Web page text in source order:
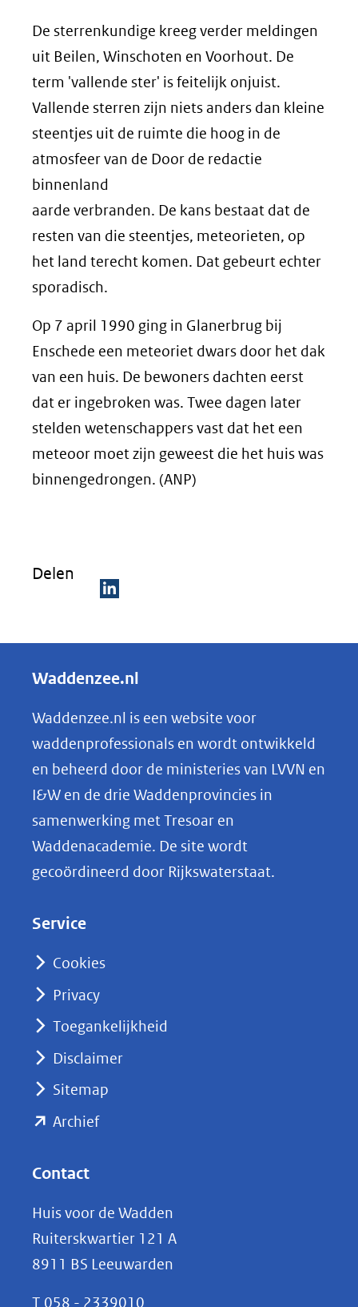
De sterrenkundige kreeg verder meldingen
uit Beilen, Winschoten en Voorhout. De
term 'vallende ster' is feitelijk onjuist.
Vallende sterren zijn niets anders dan kleine
steentjes uit de ruimte die hoog in de
atmosfeer van de Door de redactie
binnenland
aarde verbranden. De kans bestaat dat de
resten van die steentjes, meteorieten, op
het land terecht komen. Dat gebeurt echter
sporadisch.
Op 7 april 1990 ging in Glanerbrug bij
Enschede een meteoriet dwars door het dak
van een huis. De bewoners dachten eerst
dat er ingebroken was. Twee dagen later
stelden wetenschappers vast dat het een
meteoor moet zijn geweest die het huis was
binnengedrongen. (ANP)
Delen
e
e
n
o
p
k
e
nieuw
naar
Waddenzee.nl
Waddenzee.nl is een website voor
waddenprofessionals en wordt ontwikkeld
en beheerd door de ministeries van LVVN en
I&W en de drie Waddenprovincies in
samenwerking met Tresoar en
Waddenacademie. De site wordt
gecoördineerd door Rijkswaterstaat.
Service
Cookies
Privacy
Toegankelijkheid
Disclaimer
Sitemap
Archief(opent
(verwijst
naar
een
andere
Contact
Huis voor de Wadden
Ruiterskwartier 121 A
8911 BS Leeuwarden
T 058 - 2339010